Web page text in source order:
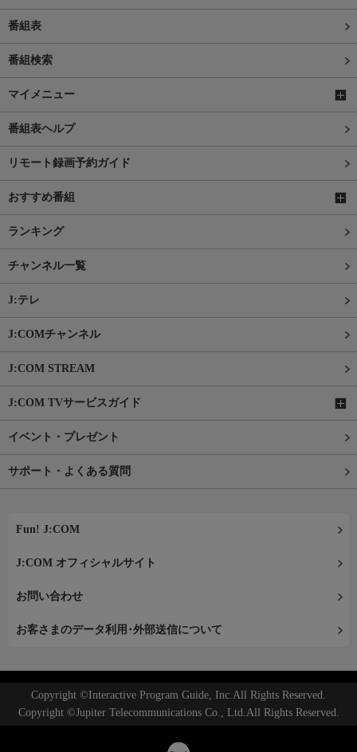
番組表
番組検索
マイメニュー
番組表ヘルプ
リモート録画予約ガイド
おすすめ番組
ランキング
チャンネル一覧
J:テレ
J:COMチャンネル
J:COM STREAM
J:COM TVサービスガイド
イベント・プレゼント
サポート・よくある質問
Fun! J:COM
J:COM オフィシャルサイト
お問い合わせ
お客さまのデータ利用･外部送信について
Copyright ©Interactive Program Guide, Inc.All Rights Reserved.
Copyright ©Jupiter Telecommunications Co., Ltd.All Rights Reserved.